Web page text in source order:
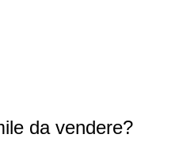
da vendere?